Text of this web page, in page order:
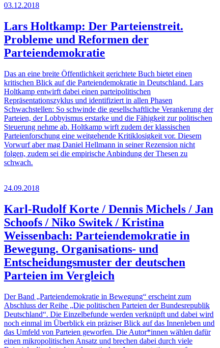
03.12.2018
Lars Holtkamp: Der Parteienstreit.
Probleme und Reformen der
Parteiendemokratie
Das an eine breite Öffentlichkeit gerichtete Buch bietet einen
kritischen Blick auf die Parteiendemokratie in Deutschland. Lars
Holtkamp entwirft dabei einen parteipolitischen
Repräsentationszyklus und identifiziert in allen Phasen
Schwachstellen: So schwinde die gesellschaftliche Verankerung der
Parteien, der Lobbyismus erstarke und die Fähigkeit zur politischen
Steuerung nehme ab. Holtkamp wirft zudem der klassischen
Parteienforschung eine weitgehende Kritiklosigkeit vor. Diesem
Vorwurf aber mag Daniel Hellmann in seiner Rezension nicht
folgen, zudem sei die empirische Anbindung der Thesen zu
schwach.
24.09.2018
Karl-Rudolf Korte / Dennis Michels / Jan
Schoofs / Niko Switek / Kristina
Weissenbach: Parteiendemokratie in
Bewegung. Organisations- und
Entscheidungsmuster der deutschen
Parteien im Vergleich
Der Band „Parteiendemokratie in Bewegung“ erscheint zum
Abschluss der Reihe „Die politischen Parteien der Bundesrepublik
Deutschland“. Die Einzelbefunde werden verknüpft und dabei wird
noch einmal im Überblick ein präziser Blick auf das Innenleben und
das Umfeld von Parteien geworfen. Die Autor*innen wählen dafür
einen mikropolitischen Ansatz und brechen dabei durch viele